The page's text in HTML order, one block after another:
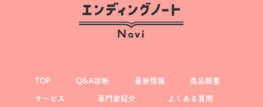
TOP Q&A診断 最新情報 商品概要
サービス 専門家紹介 よくある質問